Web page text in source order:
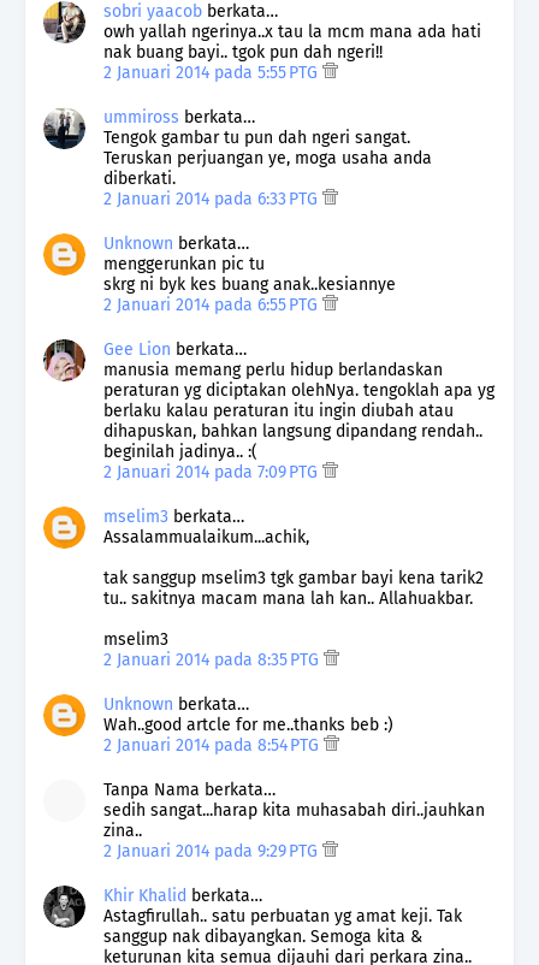
sobri yaacob berkata…
owh yallah ngerinya..x tau la mcm mana ada hati
nak buang bayi.. tgok pun dah ngeri!!
2 Januari 2014 pada 5:55 PTG
ummiross berkata…
Tengok gambar tu pun dah ngeri sangat.
Teruskan perjuangan ye, moga usaha anda
diberkati.
2 Januari 2014 pada 6:33 PTG
Unknown berkata…
menggerunkan pic tu
skrg ni byk kes buang anak..kesiannye
2 Januari 2014 pada 6:55 PTG
Gee Lion berkata…
manusia memang perlu hidup berlandaskan
peraturan yg diciptakan olehNya. tengoklah apa yg
berlaku kalau peraturan itu ingin diubah atau
dihapuskan, bahkan langsung dipandang rendah..
beginilah jadinya.. :(
2 Januari 2014 pada 7:09 PTG
mselim3 berkata…
Assalammualaikum...achik,
tak sanggup mselim3 tgk gambar bayi kena tarik2
tu.. sakitnya macam mana lah kan.. Allahuakbar.
mselim3
2 Januari 2014 pada 8:35 PTG
Unknown berkata…
Wah..good artcle for me..thanks beb :)
2 Januari 2014 pada 8:54 PTG
Tanpa Nama berkata…
sedih sangat...harap kita muhasabah diri..jauhkan
zina..
2 Januari 2014 pada 9:29 PTG
Khir Khalid berkata…
Astagfirullah.. satu perbuatan yg amat keji. Tak
sanggup nak dibayangkan. Semoga kita &
keturunan kita semua dijauhi dari perkara zina..